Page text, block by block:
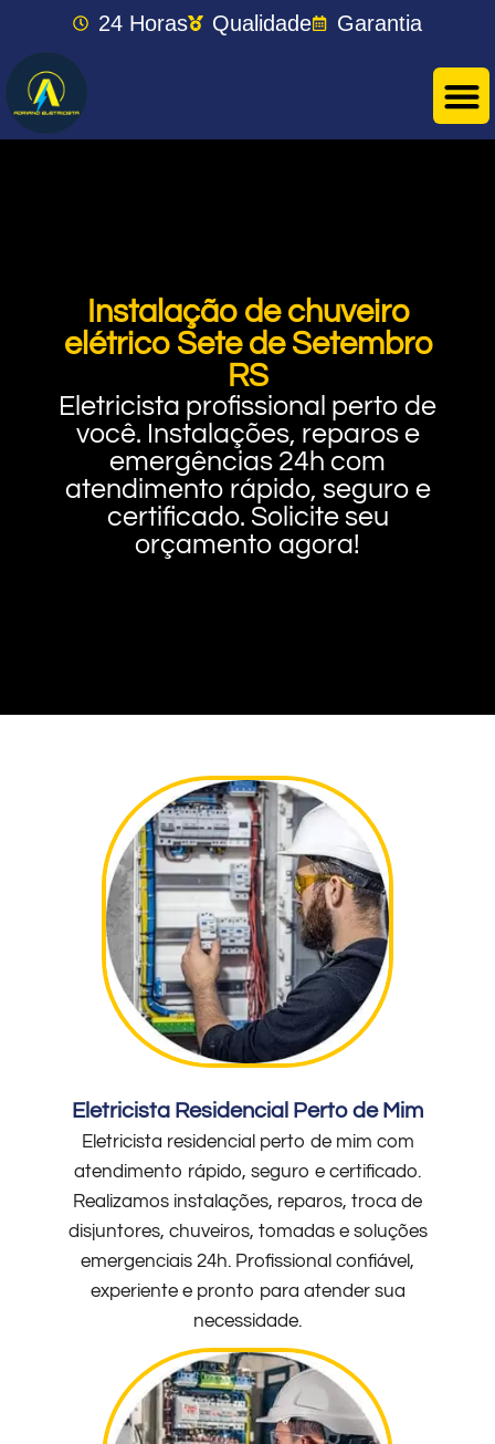
24 Horas Qualidade Garantia
Instalação de chuveiro
elétrico Sete de Setembro
RS
Eletricista profissional perto de
você. Instalações, reparos e
emergências 24h com
atendimento rápido, seguro e
certificado. Solicite seu
orçamento agora!
Eletricista Residencial Perto de Mim
Eletricista residencial perto de mim com
atendimento rápido, seguro e certificado.
Realizamos instalações, reparos, troca de
disjuntores, chuveiros, tomadas e soluções
emergenciais 24h. Profissional confiável,
experiente e pronto para atender sua
necessidade.